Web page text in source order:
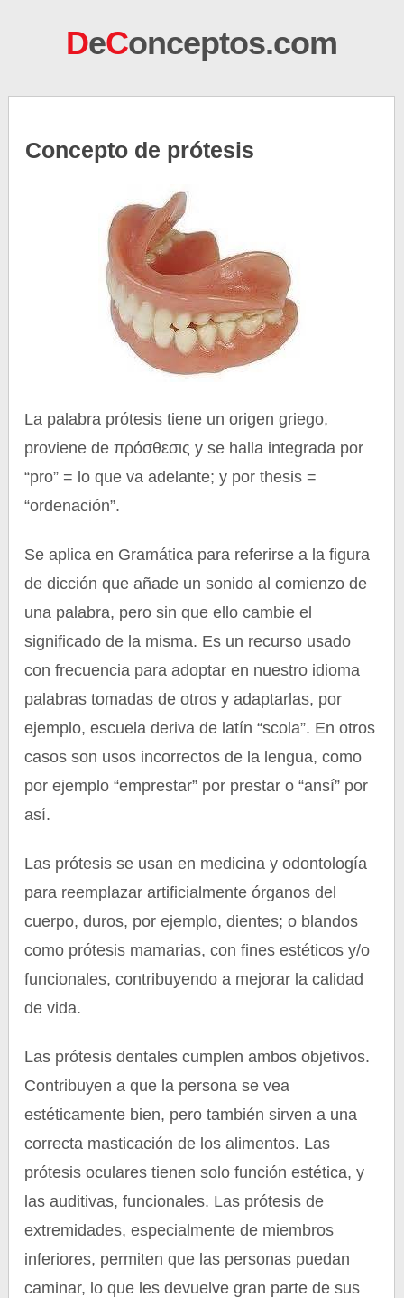
DeConceptos.com
Concepto de prótesis
La palabra prótesis tiene un origen griego,
proviene de πρόσθεσις y se halla integrada por
“pro” = lo que va adelante; y por thesis =
“ordenación”.
Se aplica en Gramática para referirse a la figura
de dicción que añade un sonido al comienzo de
una palabra, pero sin que ello cambie el
significado de la misma. Es un recurso usado
con frecuencia para adoptar en nuestro idioma
palabras tomadas de otros y adaptarlas, por
ejemplo, escuela deriva de latín “scola”. En otros
casos son usos incorrectos de la lengua, como
por ejemplo “emprestar” por prestar o “ansí” por
así.
Las prótesis se usan en medicina y odontología
para reemplazar artificialmente órganos del
cuerpo, duros, por ejemplo, dientes; o blandos
como prótesis mamarias, con fines estéticos y/o
funcionales, contribuyendo a mejorar la calidad
de vida.
Las prótesis dentales cumplen ambos objetivos.
Contribuyen a que la persona se vea
estéticamente bien, pero también sirven a una
correcta masticación de los alimentos. Las
prótesis oculares tienen solo función estética, y
las auditivas, funcionales. Las prótesis de
extremidades, especialmente de miembros
inferiores, permiten que las personas puedan
caminar, lo que les devuelve gran parte de sus